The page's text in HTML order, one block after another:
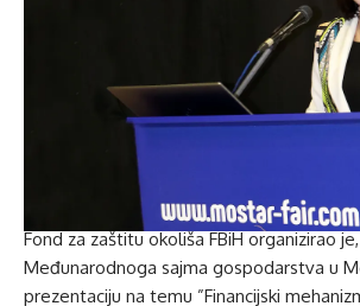
Fond za zaštitu okoliša FBiH organizirao
Međunarodnoga sajma gospodarstva u
prezentaciju na temu ”Financijski